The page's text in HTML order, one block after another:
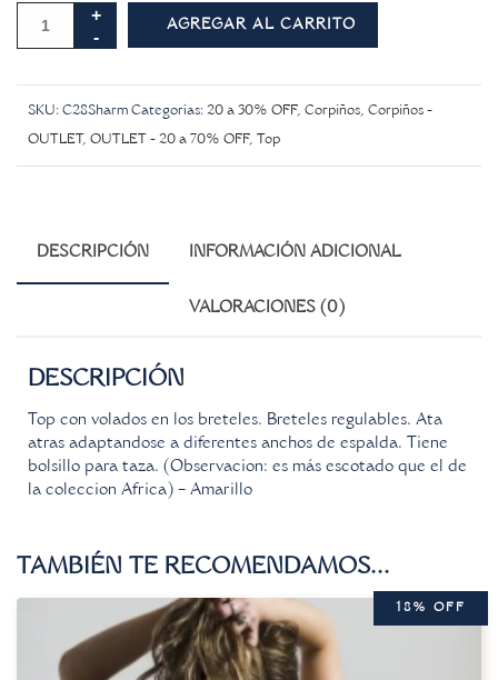
AGREGAR AL CARRITO
SKU: C28Sharm Categorías: 20 a 30% OFF, Corpiños, Corpiños -
OUTLET , OUTLET - 20 a 70% OFF, Top
DESCRIPCIÓN INFORMACIÓN ADICIONAL
VALORACIONES (0)
DESCRIPCIÓN
Top con volados en los breteles. Breteles regulables. Ata
atras adaptandose a diferentes anchos de espalda. Tiene
bolsillo para taza. (Observacion: es más escotado que el de
la coleccion Africa) – Amarillo
TAMBIÉN TE RECOMENDAMOS…
18% OFF